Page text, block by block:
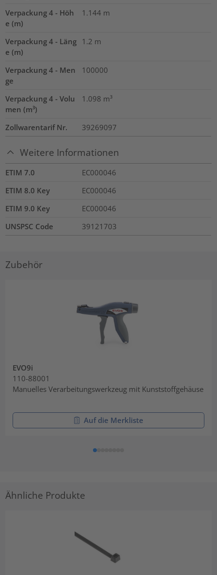
Verpackung 4 - Höh
e (m)
1.144 m
Verpackung 4 - Läng
e (m)
1.2 m
Verpackung 4 - Men
ge
100000
Verpackung 4 - Volu
men (m³)
1.098 m³
Zollwarentarif Nr. 39269097
Weitere Informationen
ETIM 7.0
EC000046
ETIM 8.0 Key
EC000046
ETIM 9.0 Key
EC000046
UNSPSC Code
39121703
Zubehör
EVO9i
110-88001
Manuelles Verarbeitungswerkzeug mit Kunststoffgehäuse
Auf die Merkliste
Ähnliche Produkte